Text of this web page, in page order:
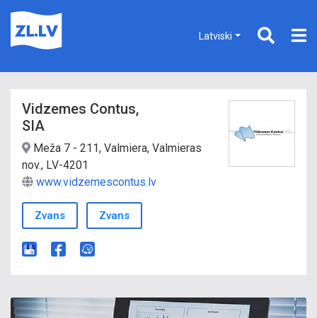
Latviski
Vidzemes Contus,
SIA
Meža 7 - 211, Valmiera, Valmieras
nov., LV-4201
www.vidzemescontus.lv
Zvans Zvans